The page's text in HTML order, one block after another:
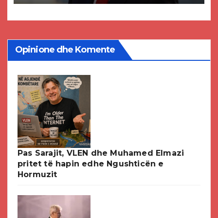
DPMNE-së
Opinione dhe Komente
Pas Sarajit, VLEN dhe Muhamed Elmazi
pritet të hapin edhe Ngushticën e
Hormuzit